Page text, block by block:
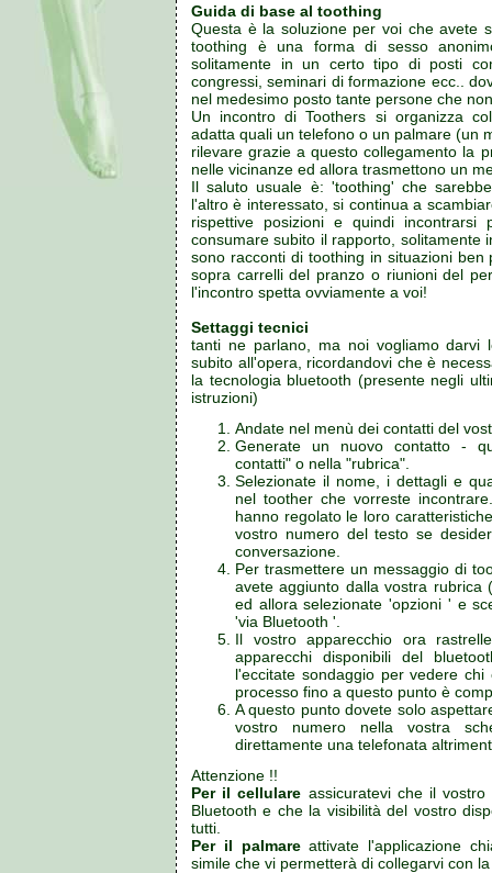
Guida di base al toothing
Questa è la soluzione per voi che avete
toothing è una forma di sesso
solitamente in un certo tipo di posti
congressi, seminari di formazione ecc..
nel medesimo posto tante persone che
Un incontro di Toothers si organizza
adatta quali un telefono o un palmare (un
rilevare grazie a questo collegamento la
nelle vicinanze ed allora trasmettono un
Il saluto usuale è: 'toothing' che
l'altro è interessato, si continua a
rispettive posizioni e quindi incontrarsi
consumare subito il rapporto, solitamente
sono racconti di toothing in situazioni
sopra carrelli del pranzo o riunioni del
l'incontro spetta ovviamente a voi!
Settaggi tecnici
tanti ne parlano, ma noi vogliamo darvi
subito all'opera, ricordandovi che è
la tecnologia bluetooth (presente negli
istruzioni)
Andate nel menù dei contatti del
Generate un nuovo contatto -
contatti" o nella "rubrica".
Selezionate il nome, i dettagli e
nel toother che vorreste
hanno regolato le loro
vostro numero del testo se
conversazione.
Per trasmettere un messaggio di
avete aggiunto dalla vostra rubrica
ed allora selezionate 'opzioni ' e
'via Bluetooth '.
Il vostro apparecchio ora
apparecchi disponibili del
l'eccitate sondaggio per vedere
processo fino a questo punto è
A questo punto dovete solo
vostro numero nella vostra
direttamente una telefonata
Attenzione !!
Per il cellulare assicuratevi che il
Bluetooth e che la visibilità del vostro
tutti.
Per il palmareattivate l'applicazione
simile che vi permetterà di collegarvi con